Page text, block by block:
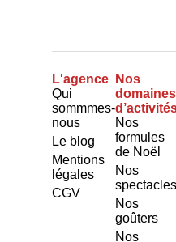
L'agence
Qui
sommmes-
nous
Le blog
Mentions
légales
CGV
Nos
domaines
Nos
formules
de Noël
Nos
spectacles
Nos
goûters
Nos